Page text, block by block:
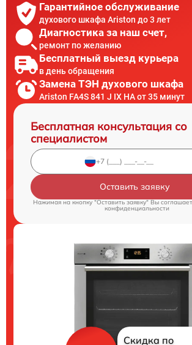
Гарантийное обслуживание
духового шкафа Ariston до 3 лет
Диагностика за наш счет,
ремонт по желанию
Бесплатный выезд курьера
в день обращения
Замена ТЭН духового шкафа
Ariston FA4S 841 J IX HA от 35 минут
Бесплатная консультация со
специалистом
Оставить заявку
Нажимая на кнопку "Оставить заявку" Вы
конфиденциальности
Скидка по